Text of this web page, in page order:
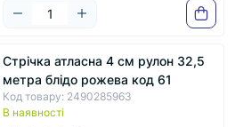
Стрічка атласна 4 см рулон 32,5
метра блідо рожева код 61
Код товару: 2490285963
В наявності